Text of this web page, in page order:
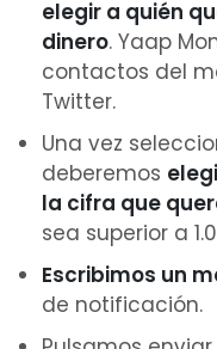
elegir a quién
dinero. Yaap
contactos del
Twitter.
Una vez
deberemos
la cifra que
sea superior a
Escribimos un
de notificación.